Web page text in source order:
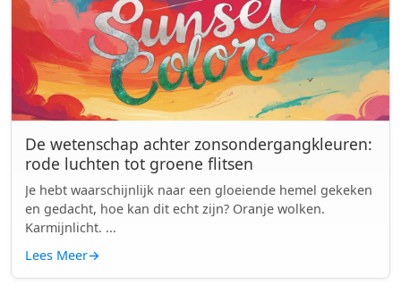
De wetenschap achter zonsondergangkleuren:
rode luchten tot groene flitsen
Je hebt waarschijnlijk naar een gloeiende hemel gekeken
en gedacht, hoe kan dit echt zijn? Oranje wolken.
Karmijnlicht. ...
Lees Meer→